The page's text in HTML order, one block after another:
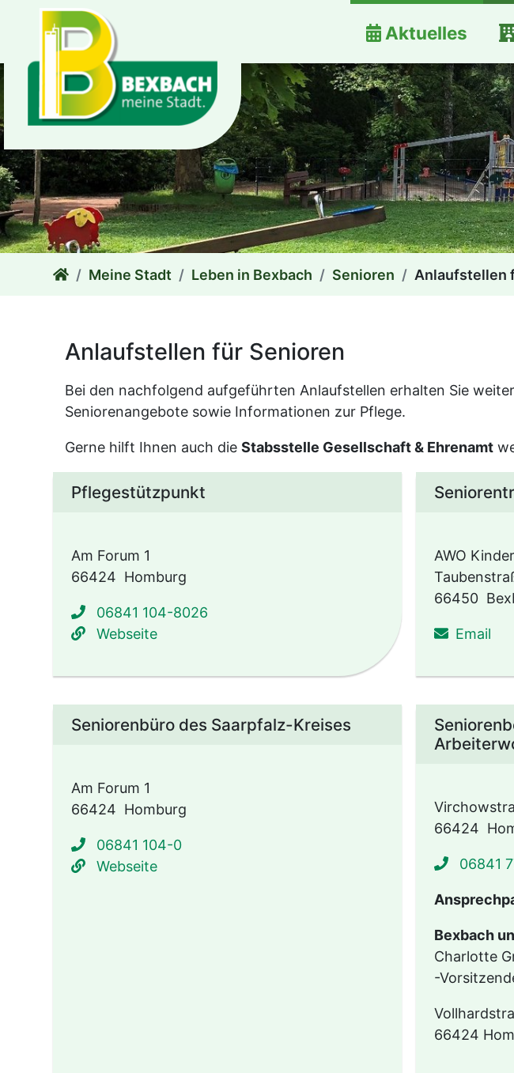
zum Inhalt
Aktuelles
Meine Stadt Leben in Bexbach Senioren Anlaufstellen
Anlaufstellen für Senioren
Bei den nachfolgend aufgeführten Anlaufstellen erhalten Sie
Seniorenangebote sowie Informationen zur Pflege.
Gerne hilft Ihnen auch die Stabsstelle Gesellschaft & Ehrenamt
Pflegestützpunkt
Am Forum 1
66424 Homburg
06841 104-8026
Webseitewww.saarland.de/pflege besuchen
AWO
66450
Email
Seniorenbüro des Saarpfalz-Kreises
Am Forum 1
66424 Homburg
06841 104-0
Webseitehttps://www.saarpfalz-kreis.de/die-verwaltung/
66424
06841
Bexbach
Charlotte
-
66424